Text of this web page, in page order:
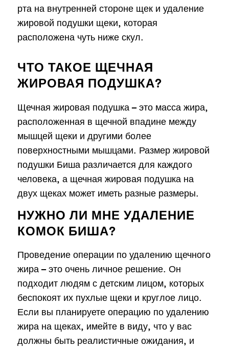
рта на внутренней стороне щек и удаление
жировой подушки щеки, которая
расположена чуть ниже скул.
ЧТО ТАКОЕ ЩЕЧНАЯ
ЖИРОВАЯ ПОДУШКА?
Щечная жировая подушка – это масса жира,
расположенная в щечной впадине между
мышцей щеки и другими более
поверхностными мышцами. Размер жировой
подушки Биша различается для каждого
человека, а щечная жировая подушка на
двух щеках может иметь разные размеры.
НУЖНО ЛИ МНЕ УДАЛЕНИЕ
КОМОК БИША?
Проведение операции по удалению щечного
жира – это очень личное решение. Он
подходит людям с детским лицом, которых
беспокоят их пухлые щеки и круглое лицо.
Если вы планируете операцию по удалению
жира на щеках, имейте в виду, что у вас
должны быть реалистичные ожидания, и